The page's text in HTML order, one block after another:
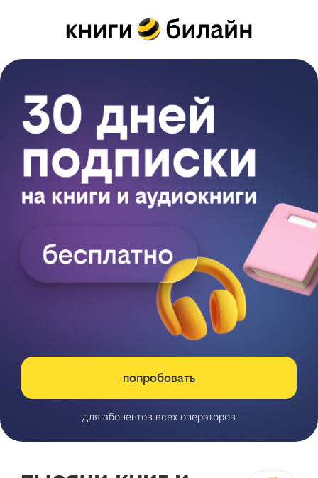
попробовать
для абонентов всех операторов